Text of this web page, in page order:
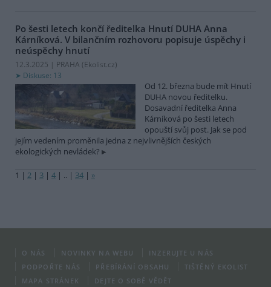
Po šesti letech končí ředitelka Hnutí DUHA Anna
Kárníková. V bilančním rozhovoru popisuje úspěchy i
neúspěchy hnutí
12.3.2025 | PRAHA (Ekolist.cz)
Diskuse: 13
Od 12. března bude mít Hnutí
DUHA novou ředitelku.
Dosavadní ředitelka Anna
Kárníková po šesti letech
opouští svůj post. Jak se pod
jejím vedením proměnila jedna z nejvlivnějších českých
ekologických nevládek?
1 | 2 | 3 | 4 | .. | 34 | »
O NÁS NOVINKY NA WEBU
INZERUJTE U NÁS
PODPOŘTE NÁS
PŘEBÍRÁNÍ OBSAHU
TIŠTĚNÝ EKOLIST
MAPA STRÁNEK
DEJTE O SOBĚ VĚDĚT